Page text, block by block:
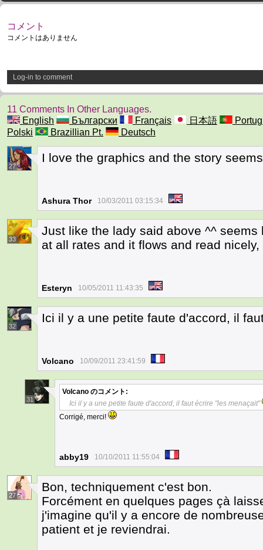
コメント
コメントはありません
Log-in to comment
11 Comments In Other Languages.
English
Български Français 日本語
Polski
Brazillian Pt. Deutsch
27
I love the graphics and the story
Ashura Thor 10/03/2011 03:15:34
33
Just like the lady said above ^^
at all rates and it flows and read
Esteryn 10/05/2011 11:43:35
32
Ici il y a une petite faute d'accord, il
Volcano 10/09/2011 23:41:59
31
Volcano のコメント:
Ici il y a une petite faute d'accord, il faut écrire "les menaçait"
Corrigé, merci!
abby19 10/10/2011 11:55:04
27
Bon, techniquement c'est bon.
Forcément en quelques pages çà
j'imagine qu'il y a encore de
patient et je reviendrai.